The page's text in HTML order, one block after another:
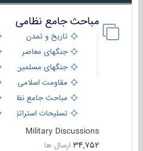
مباحث جامع نظامی
تاریخ و تمدن
جنگهای معاصر
جنگهای مسلمین
مقاومت اسلامی
مباحث جامع نظامی
تسلیحات استراتژیک
Military Discussions
34,752 ارسال ها